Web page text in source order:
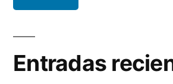
Entradas